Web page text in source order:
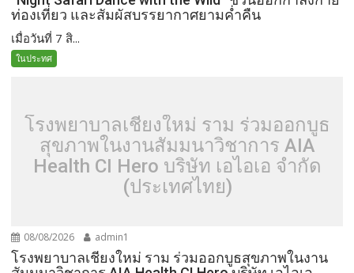
ท่องเที่ยว และสัมผัสบรรยากาศยามค่ำคืน
เมื่อวันที่ 7 สิ...
ในประทศ
โรงพยาบาลเชียงใหม่ ราม ร่วมออกบูธ
สุขภาพในงานสัมมนาวิชาการ AIA
Health CI Hero บริษัท เอไอเอ จำกัด
(ประเทศไทย)
08/08/2026 admin1
โรงพยาบาลเชียงใหม่ ราม ร่วมออกบูธสุขภาพในงาน